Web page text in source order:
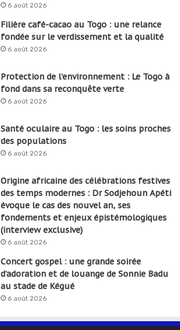
6 août 2026
Filière café-cacao au Togo : une relance
fondée sur le verdissement et la qualité
6 août 2026
Protection de l’environnement : Le Togo à
fond dans sa reconquête verte
6 août 2026
Santé oculaire au Togo : les soins proches
des populations
6 août 2026
Origine africaine des célébrations festives
des temps modernes : Dr Sodjehoun Apéti
évoque le cas des nouvel an, ses
fondements et enjeux épistémologiques
(interview exclusive)
6 août 2026
Concert gospel : une grande soirée
d’adoration et de louange de Sonnie Badu
au stade de Kégué
6 août 2026